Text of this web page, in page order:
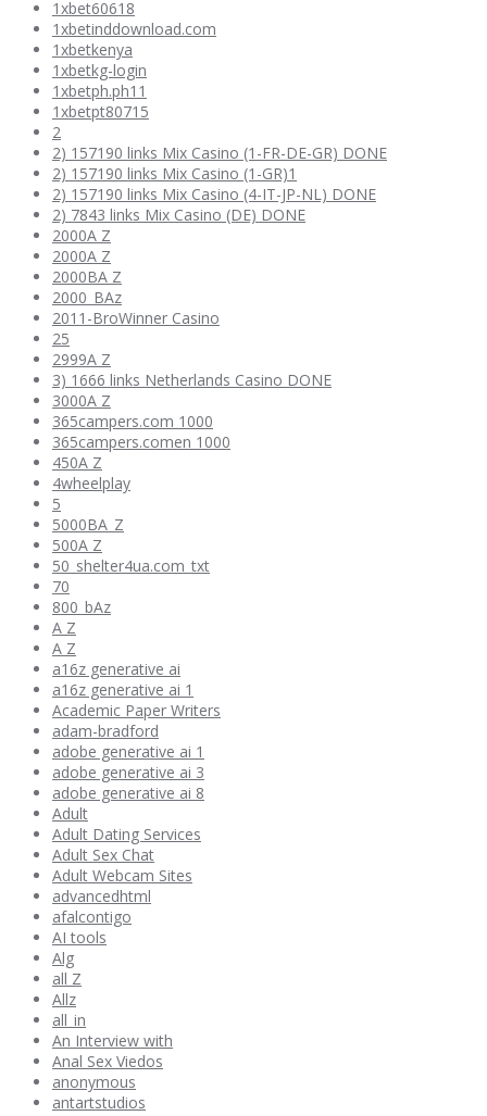
1xbet60618
1xbetinddownload.com
1xbetkenya
1xbetkg-login
1xbetph.ph11
1xbetpt80715
2
2) 157190 links Mix Casino (1-FR-DE-GR) DONE
2) 157190 links Mix Casino (1-GR)1
2) 157190 links Mix Casino (4-IT-JP-NL) DONE
2) 7843 links Mix Casino (DE) DONE
2000A Z
2000A Z
2000BA Z
2000_BAz
2011-BroWinner Casino
25
2999A Z
3) 1666 links Netherlands Casino DONE
3000A Z
365campers.com 1000
365campers.comen 1000
450A Z
4wheelplay
5
5000BA_Z
500A Z
50_shelter4ua.com_txt
70
800_bAz
A Z
A Z
a16z generative ai
a16z generative ai 1
Academic Paper Writers
adam-bradford
adobe generative ai 1
adobe generative ai 3
adobe generative ai 8
Adult
Adult Dating Services
Adult Sex Chat
Adult Webcam Sites
advancedhtml
afalcontigo
AI tools
Alg
all Z
Allz
all_in
An Interview with
Anal Sex Viedos
anonymous
antartstudios